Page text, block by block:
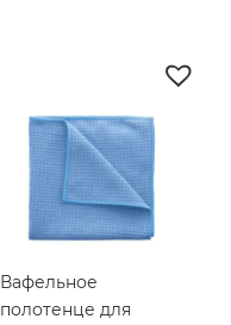
Вафельное
полотенце для